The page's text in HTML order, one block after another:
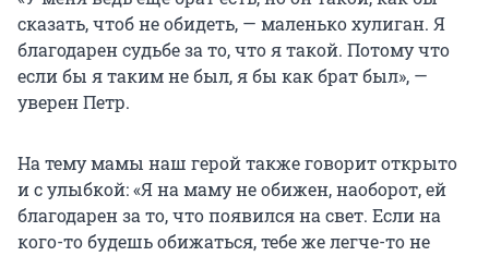
сказать, чтоб не обидеть, — маленько хулиган. Я
благодарен судьбе за то, что я такой. Потому что
если бы я таким не был, я бы как брат был», —
уверен Петр.
На тему мамы наш герой также говорит открыто
и с улыбкой: «Я на маму не обижен, наоборот, ей
благодарен за то, что появился на свет. Если на
кого-то будешь обижаться, тебе же легче-то не